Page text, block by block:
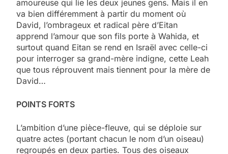
amoureuse qui lie les deux jeunes gens. Mais il en
va bien différemment à partir du moment où
David, l’ombrageux et radical père d’Eitan
apprend l’amour que son fils porte à Wahida, et
surtout quand Eitan se rend en Israël avec celle-ci
pour interroger sa grand-mère indigne, cette Leah
que tous réprouvent mais tiennent pour la mère de
David…
POINTS FORTS
L’ambition d’une pièce-fleuve, qui se déploie sur
quatre actes (portant chacun le nom d’un oiseau)
regroupés en deux parties. Tous des oiseaux